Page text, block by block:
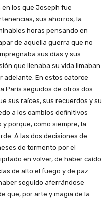
los que Joseph fue
sus ahorros, la
horas pensando en
de aquella guerra que no
sus días y sus
que llenaba su vida limaban
adelante. En estos catorce
París seguidos de otros dos
sus raíces, sus recuerdos y su
a los cambios definitivos
porque, como siempre, la
A las dos decisiones de
de tormento por el
en volver, de haber caído
de alto el fuego y de paz
seguido aferrándose
que, por arte y magia de la